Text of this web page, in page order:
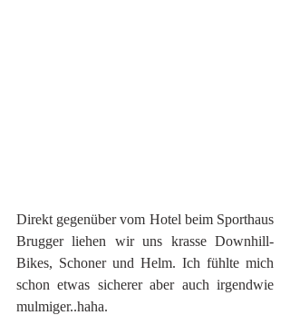
Direkt gegenüber vom Hotel beim Sporthaus
Brugger liehen wir uns krasse Downhill-
Bikes, Schoner und Helm. Ich fühlte mich
schon etwas sicherer aber auch irgendwie
mulmiger..haha.